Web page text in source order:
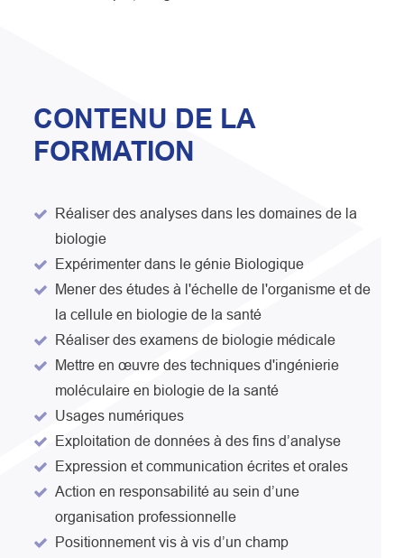
CONTENU DE LA
FORMATION
Réaliser des analyses dans les domaines de la
biologie
Expérimenter dans le génie Biologique
Mener des études à l'échelle de l'organisme et de
la cellule en biologie de la santé
Réaliser des examens de biologie médicale
Mettre en œuvre des techniques d'ingénierie
moléculaire en biologie de la santé
Usages numériques
Exploitation de données à des fins d’analyse
Expression et communication écrites et orales
Action en responsabilité au sein d’une
organisation professionnelle
Positionnement vis à vis d’un champ